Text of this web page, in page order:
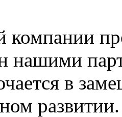
компании
нашими
в
развитии.